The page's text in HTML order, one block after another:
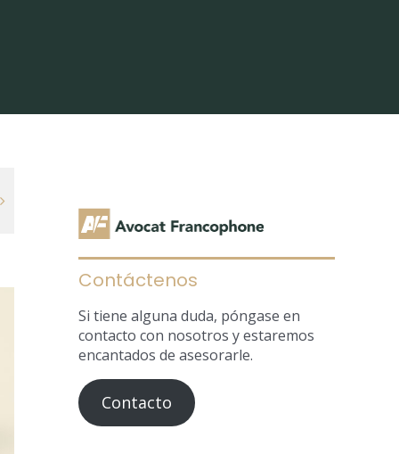
Contáctenos
Si tiene alguna duda, póngase en
contacto con nosotros y estaremos
encantados de asesorarle.
Contacto